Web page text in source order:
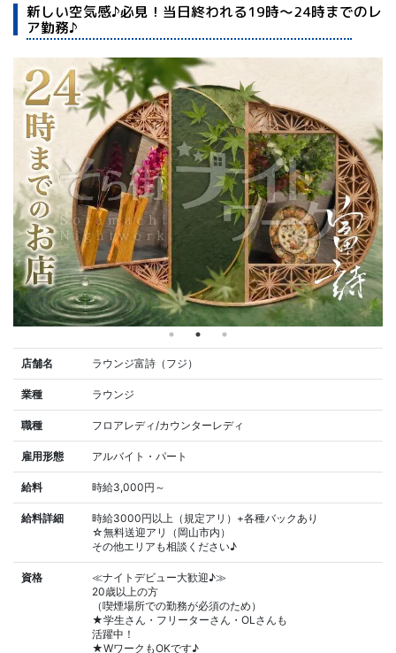
新しい空気感♪必見！当日終われる19時～24時までのレ
ア勤務♪
店舗名 ラウンジ富詩（フジ）
業種 ラウンジ
職種 フロアレディ/カウンターレディ
雇用形態 アルバイト・パート
給料 時給3,000円～
給料詳細
時給3000円以上（規定アリ）+各種バックあり
☆無料送迎アリ（岡山市内）
その他エリアも相談ください♪
資格
≪ナイトデビュー大歓迎♪≫
20歳以上の方
（喫煙場所での勤務が必須のため）
★学生さん・フリーターさん・OLさんも
活躍中！
★WワークもOKです♪